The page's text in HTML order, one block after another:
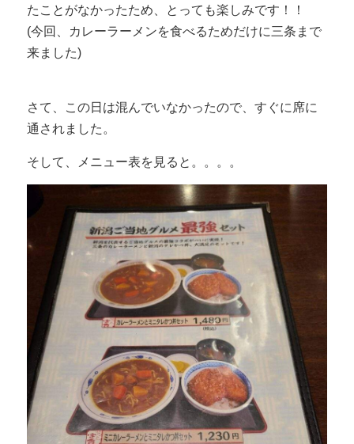
たことがなかったため、とっても楽しみです！！
(今回、カレーラーメンを食べるためだけに三条まで
来ました)
さて、この日は混んでいなかったので、すぐに席に
通されました。
そして、メニュー表を見ると。。。。